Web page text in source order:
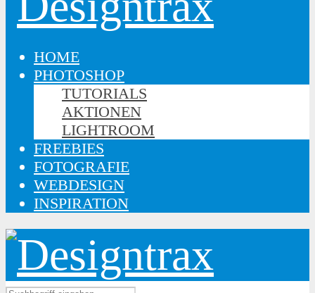
HOME
PHOTOSHOP
TUTORIALS
AKTIONEN
LIGHTROOM
FREEBIES
FOTOGRAFIE
WEBDESIGN
INSPIRATION